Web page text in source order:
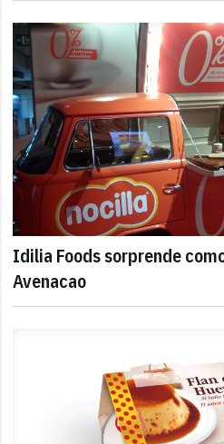
Idilia Foods sorprende
Avenacao